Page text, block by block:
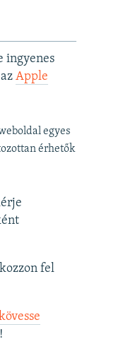
ingyenes
Apple
egyes
érhetők
fel